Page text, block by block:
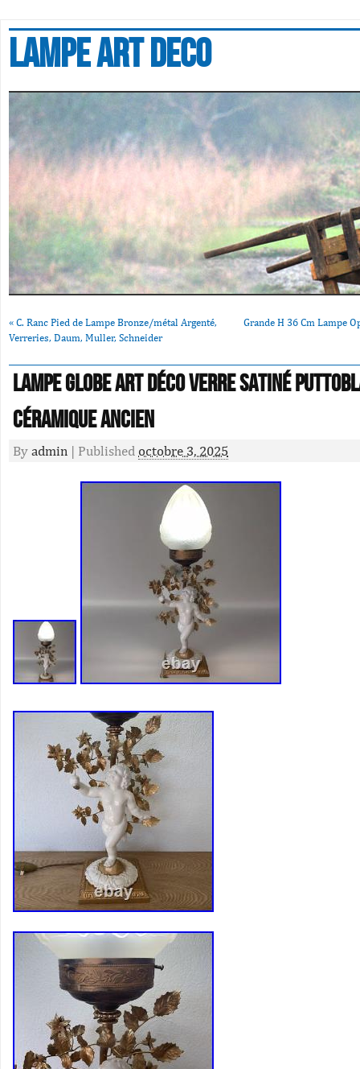
Lampe art deco
« C. Ranc Pied de Lampe Bronze/métal Argenté,
Verreries, Daum, Muller, Schneider
Grande H 36 Cm Lampe
Lampe Globe Art Déco Verre Satiné
Céramique Ancien
By admin | Published octobre 3, 2025